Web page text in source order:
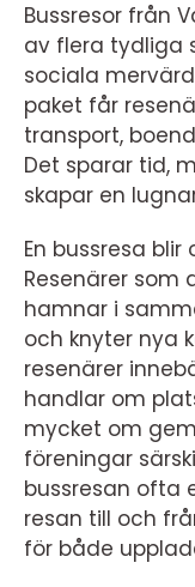
Bussresor från
av flera tydliga
sociala
paket får
transport,
Det sparar tid,
skapar en
En bussresa
Resenärer
hamnar i
och knyter nya
resenärer
handlar om
mycket om
föreningar
bussresan ofta
resan till och
för både